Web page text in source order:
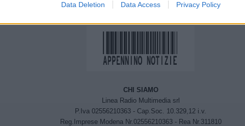
Data Deletion Data Access Privacy Policy
CHI SIAMO
Linea Radio Multimedia srl
P.Iva 02556210363 - Cap.Soc. 10.329,12 i.v.
Reg.Imprese Modena Nr.02556210363 - Rea Nr.311810